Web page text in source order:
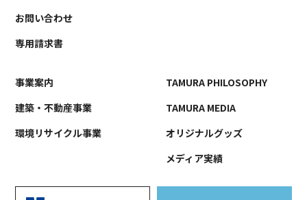
お問い合わせ
専用請求書
事業案内
建築・不動産事業
環境リサイクル事業
TAMURA PHILOSOPHY
TAMURA MEDIA
オリジナルグッズ
メディア実績